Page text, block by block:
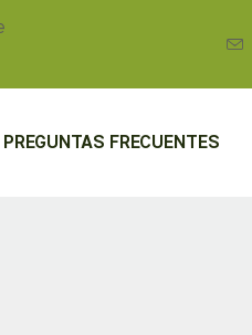
PREGUNTAS FRECUENTES